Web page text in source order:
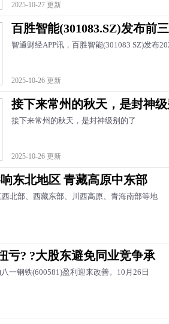
2025-10-27 更新
百胜智能(301083.SZ)发布前
智通财经APP讯，百胜智能(301083 SZ)发布
2025-10-26 更新
接下来常州的秋天，是封神
接下来常州的秋天，是封神级别的了
2025-10-26 更新
东北地区 青藏高原中东部
北部、西藏东部、川西高原、青海南部等地
亏? ?大股东避免同业竞争承
一钢铁(600581)盈利迎来改善。10月26日